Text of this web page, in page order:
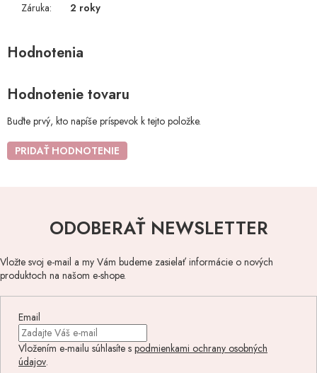
Záruka: 2 roky
Hodnotenie tovaru
Buďte prvý, kto napíše príspevok k tejto položke.
PRIDAŤ HODNOTENIE
ODOBERAŤ NEWSLETTER
Vložte svoj e-mail a my Vám budeme zasielať informácie o nových
produktoch na našom e-shope.
Email
Vložením e-mailu súhlasíte s podmienkami ochrany osobných
údajov.